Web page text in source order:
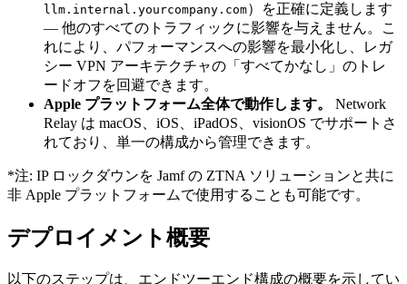
llm.internal.yourcompany.com）を正確に定義します
— 他のすべてのトラフィックに影響を与えません。こ
れにより、パフォーマンスへの影響を最小化し、レガ
シー VPN アーキテクチャの「すべてかなし」のトレ
ードオフを回避できます。
Apple プラットフォーム全体で動作します。
Network
Relay は macOS、iOS、iPadOS、visionOS でサポートさ
れており、単一の構成から管理できます。
*注: IP ロックダウンを Jamf の ZTNA ソリューションと共に
非 Apple プラットフォームで使用することも可能です。
デプロイメント概要
以下のステップは、エンドツーエンド構成の概要を示してい